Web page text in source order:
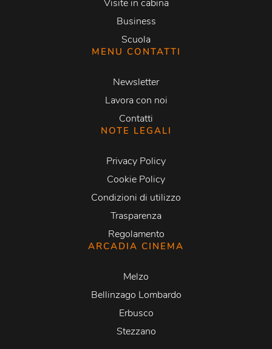
Visite in cabina
Business
Scuola
MENU CONTATTI
Newsletter
Lavora con noi
Contatti
NOTE LEGALI
Privacy Policy
Cookie Policy
Condizioni di utilizzo
Trasparenza
Regolamento
ARCADIA CINEMA
Melzo
Bellinzago Lombardo
Erbusco
Stezzano